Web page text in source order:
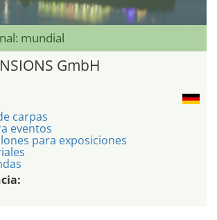
mundial
GmbH
carpas
eventos
para exposiciones